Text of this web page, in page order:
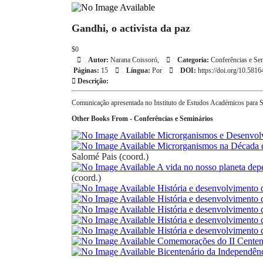
Gandhi, o activista da paz
$0
Autor: Narana Coissoró, Categoria: Conferências e
Páginas: 15 Língua: Por DOI: https://doi.org/
Descrição:
Comunicação apresentada no Instituto de Estudos Académicos
Other Books From - Conferências e Seminários
Microrganismos e
Microrganismos na
Salomé Pais (coord.)
A vida no nosso planeta
(coord.)
História e
História e
História e
História e
História e
Comemorações do II
Bicentenário da